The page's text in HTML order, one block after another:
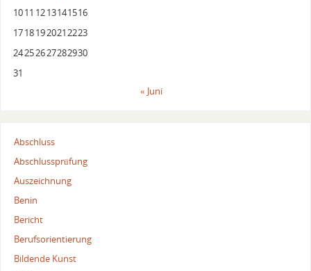
1011 1213141516
17181920212223
24252627282930
31
« Juni
Abschluss
Abschlussprüfung
Auszeichnung
Benin
Bericht
Berufsorientierung
Bildende Kunst